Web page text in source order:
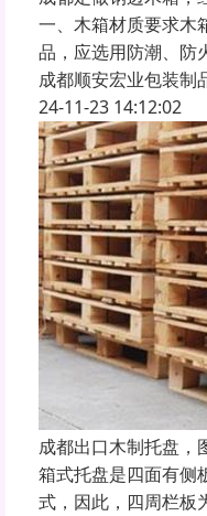
一、木箱材质要求木
品，应选用防潮、防
成都顺安宏业包装制
24-11-23 14:12:02
成都出口木制托盘，
箱式托盘是四面有侧
式，因此，四周栏板